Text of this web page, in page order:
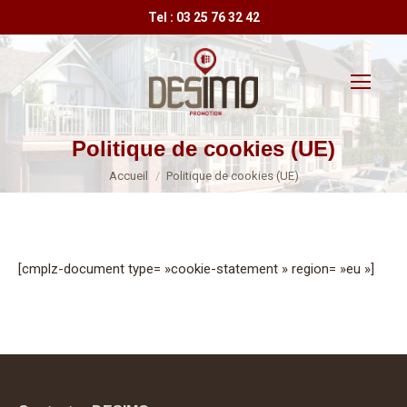
Tel : 03 25 76 32 42
Politique de cookies (UE)
Vous êtes ici :
Accueil Politique de cookies (UE)
[cmplz-document type= »cookie-statement » region= »eu »]